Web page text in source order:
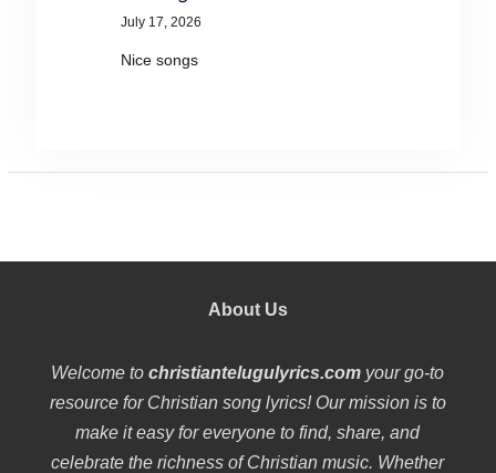
July 17, 2026
Nice songs
About Us
Welcome tochristiantelugulyrics.com your go-to
resource for Christian song lyrics! Our mission is to
make it easy for everyone to find, share, and
celebrate the richness of Christian music. Whether